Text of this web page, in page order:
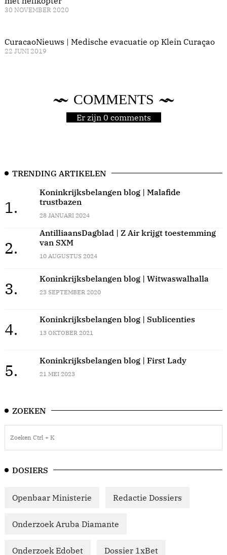
30 NOVEMBER 2020
CuracaoNieuws | Medische evacuatie op Klein Curaçao
22 JUNI 2019
COMMENTS
Er zijn 0 comments
TRENDING ARTIKELEN
1.
Koninkrijksbelangen blog | Malafide
trustbazen
28 JANUARI 2024
2.
AntilliaansDagblad | Z Air krijgt toestemming
van SXM
10 AUGUSTUS 2024
3.
Koninkrijksbelangen blog | Witwaswalhalla
23 SEPTEMBER 2020
4.
Koninkrijksbelangen blog | Sublicenties
13 OKTOBER 2021
5.
Koninkrijksbelangen blog | First Lady
21 MEI 2023
ZOEKEN
DOSIERS
Openbaar Ministerie Redactie Dossiers
Onderzoek Aruba Diamante
Onderzoek Edobet Dossier 1xBet